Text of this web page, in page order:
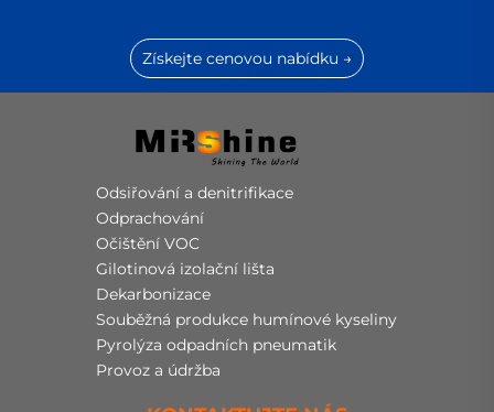
Získejte cenovou nabídku →
Odsiřování a denitrifikace
Odprachování
Očištění VOC
Gilotinová izolační lišta
Dekarbonizace
Souběžná produkce humínové kyseliny
Pyrolýza odpadních pneumatik
Provoz a údržba